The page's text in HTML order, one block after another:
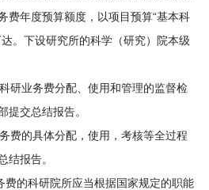
费年度预算额度，以项目预算“基本科
。下设研究所的科学（研究）院本级
研业务费分配、使用和管理的监督检
提交总结报告。
费的具体分配，使用，考核等全过程
结报告。
的科研院所应当根据国家规定的职能